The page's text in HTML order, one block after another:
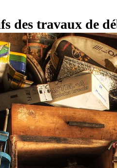
des travaux de